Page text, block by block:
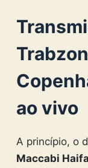
ao vivo
A princípio, o
Maccabi Haifa